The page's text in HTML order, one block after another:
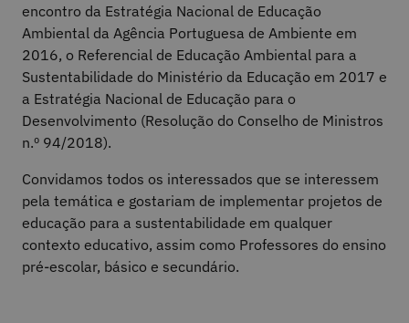
encontro da Estratégia Nacional de Educação
Ambiental da Agência Portuguesa de Ambiente em
2016, o Referencial de Educação Ambiental para a
Sustentabilidade do Ministério da Educação em 2017 e
a Estratégia Nacional de Educação para o
Desenvolvimento (Resolução do Conselho de Ministros
n.º 94/2018).
Convidamos todos os interessados que se interessem
pela temática e gostariam de implementar projetos de
educação para a sustentabilidade em qualquer
contexto educativo, assim como Professores do ensino
pré-escolar, básico e secundário.